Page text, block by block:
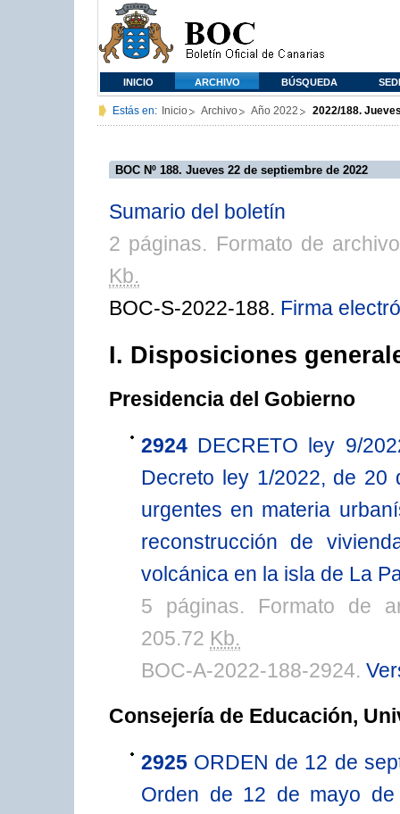
INICIO ARCHIVO BÚSQUEDA
Estás en: Inicio Archivo Año 2022 2022/188.
BOC Nº 188. Jueves 22 de septiembre de 2022
Sumario del boletín
2 páginas. Formato de
Kb.
BOC-S-2022-188. Firma
I. Disposiciones
Presidencia del Gobierno
2924 DECRETO ley 9/
Decreto ley 1/2022, de 20
urgentes en materia
reconstrucción de
volcánica en la isla de La
5 páginas. Formato de
205.72 Kb.
BOC-A-2022-188-2924.
Consejería de Educación,
2925 ORDEN de 12 de
Orden de 12 de mayo